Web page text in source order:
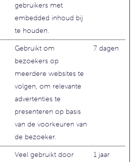
gebruikers met
embedded inhoud bij
te houden.
Gebruikt om
bezoekers op
meerdere websites te
volgen, om relevante
advertenties te
presenteren op basis
van de voorkeuren van
de bezoeker.
7 dagen
Veel gebruikt door
1 jaar